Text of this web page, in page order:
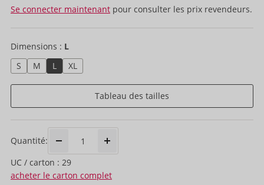
Se connecter maintenant pour consulter les prix revendeurs.
Dimensions : L
S
M L XL
Tableau des tailles
Quantité:
UC / carton : 29
acheter le carton complet